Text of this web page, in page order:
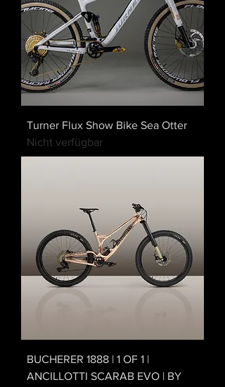
Turner Flux Show Bike Sea Otter
Nicht verfügbar
BUCHERER 1888 | 1 OF 1 |
ANCILLOTTI SCARAB EVO | BY